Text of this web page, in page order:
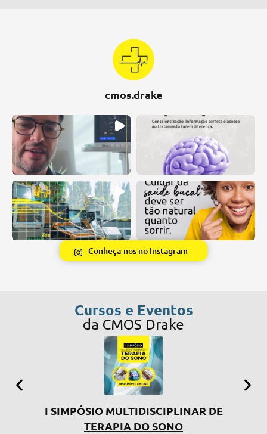
cmos.drake
Conheça-nos no Instagram
Cursos e Eventos
da CMOS Drake
I SIMPÓSIO MULTIDISCIPLINAR DE
TERAPIA DO SONO